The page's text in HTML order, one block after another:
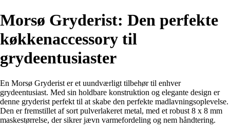
Morsø Gryderist: Den perfekte
køkkenaccessory til
grydeentusiaster
En Morsø Gryderist er et uundværligt tilbehør til enhver
grydeentusiast. Med sin holdbare konstruktion og elegante design er
denne gryderist perfekt til at skabe den perfekte madlavningsoplevelse.
Den er fremstillet af sort pulverlakeret metal, med et robust 8 x 8 mm
maskestørrelse, der sikrer jævn varmefordeling og nem håndtering.